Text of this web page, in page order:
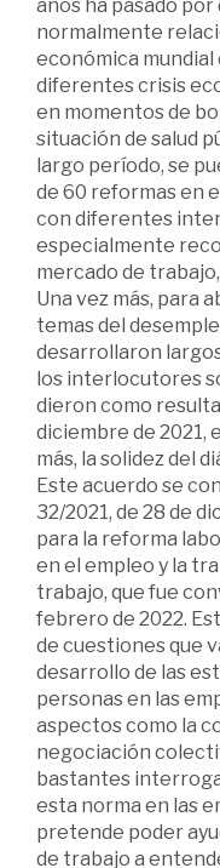
años ha pasado
normalmente
económica mundial
diferentes crisis
en momentos de
situación de salud
largo período, se
de 60 reformas en
con diferentes
especialmente
mercado de
Una vez más, para
temas del
desarrollaron
los interlocutores
dieron como
diciembre de 2021,
más, la solidez del
Este acuerdo se
32/2021, de 28 de
para la reforma
en el empleo y la
trabajo, que fue
febrero de 2022.
de cuestiones que
desarrollo de las
personas en las
aspectos como la
negociación
bastantes
esta norma en las
pretende poder
de trabajo a